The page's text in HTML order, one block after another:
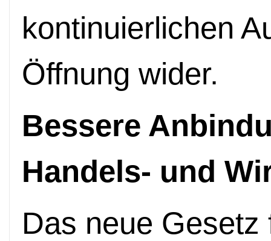
kontinuierlichen
Öffnung wider.
Bessere
Handels- und
Das neue Gesetz